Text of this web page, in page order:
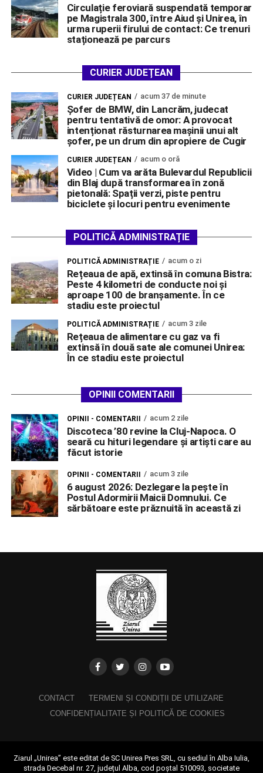
Circulație feroviară suspendată temporar
pe Magistrala 300, între Aiud și Unirea, în
urma ruperii firului de contact: Ce trenuri
staționează pe parcurs
CURIER JUDEȚEAN
CURIER JUDEȚEAN acum 37 de minute
Șofer de BMW, din Lancrăm, judecat
pentru tentativă de omor: A provocat
intenționat răsturnarea mașinii unui alt
șofer, pe un drum din apropiere de Cugir
CURIER JUDEȚEAN acum o oră
Video | Cum va arăta Bulevardul Republicii
din Blaj după transformarea în zonă
pietonală: Spații verzi, piste pentru
biciclete și locuri pentru evenimente
POLITICĂ ADMINISTRAȚIE
POLITICĂ ADMINISTRAȚIE acum o zi
Rețeaua de apă, extinsă în comuna Bistra:
Peste 4 kilometri de conducte noi și
aproape 100 de branșamente. În ce
stadiu este proiectul
POLITICĂ ADMINISTRAȚIE acum 3 zile
Rețeaua de alimentare cu gaz va fi
extinsă în două sate ale comunei Unirea:
În ce stadiu este proiectul
OPINII COMENTARII
OPINII - COMENTARII acum 2 zile
Discoteca ’80 revine la Cluj-Napoca. O
seară cu hituri legendare și artiști care au
făcut istorie
OPINII - COMENTARII acum 3 zile
6 august 2026: Dezlegare la pește în
Postul Adormirii Maicii Domnului. Ce
sărbătoare este prăznuită în această zi
CONTACT
TERMENI ȘI CONDIȚII DE UTILIZARE
CONFIDENȚIALITATE ȘI POLITICĂ DE COOKIES
Ziarul „Unirea” este editat de SC Unirea Pres SRL, cu sediul în Alba Iulia,
strada Decebal nr. 27, județul Alba, cod poștal 510093, societate